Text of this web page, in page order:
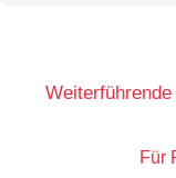
E-Mail-Adresse
Für